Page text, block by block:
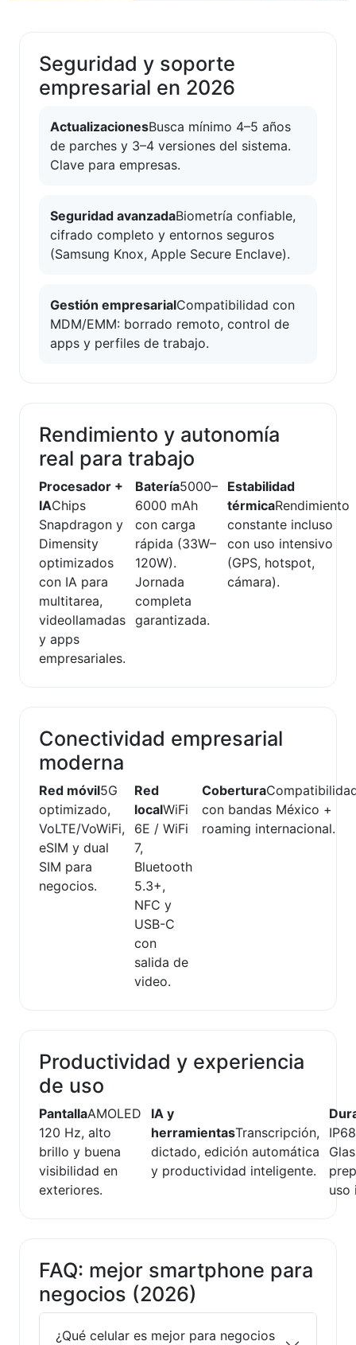
Seguridad y soporte
empresarial en 2026
ActualizacionesBusca mínimo 4–5 años
de parches y 3–4 versiones del sistema.
Clave para empresas.
Seguridad avanzadaBiometría confiable,
cifrado completo y entornos seguros
(Samsung Knox, Apple Secure Enclave).
Gestión empresarialCompatibilidad con
MDM/EMM: borrado remoto, control de
apps y perfiles de trabajo.
Rendimiento y autonomía
real para trabajo
Procesador +
IAChips
Snapdragon y
Dimensity
optimizados
con IA para
multitarea,
videollamadas
y apps
empresariales.
Batería5000–
6000 mAh
con carga
rápida (33W–
120W).
Jornada
completa
garantizada.
Estabilidad
térmicaRendimiento
constante incluso
con uso intensivo
(GPS, hotspot,
cámara).
Conectividad empresarial
moderna
Red móvil5G
optimizado,
VoLTE/VoWiFi,
eSIM y dual
SIM para
negocios.
Red
localWiFi
6E / WiFi
7,
Bluetooth
5.3+,
NFC y
USB-C
con
salida de
video.
Cobertura
con bandas México +
roaming internacional.
Productividad y experiencia
de uso
PantallaAMOLED
120 Hz, alto
brillo y buena
visibilidad en
exteriores.
IA y
herramientasTranscripción,
dictado, edición automática
y productividad inteligente.
uso
FAQ: mejor smartphone para
negocios (2026)
¿Qué celular es mejor para negocios